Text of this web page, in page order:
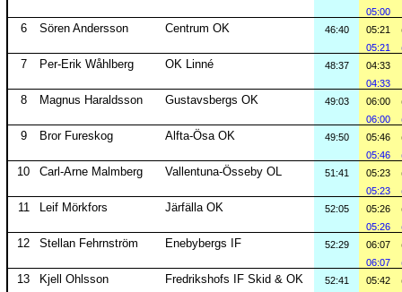
05:00
6 Sören Andersson Centrum OK 46:40 05:21
05:21
7 Per-Erik Wåhlberg OK Linné 48:37
04:33
04:33
8 Magnus Haraldsson Gustavsbergs OK 49:03 06:00
06:00
9 Bror Fureskog Alfta-Ösa OK 49:50 05:46
05:46
10 Carl-Arne Malmberg Vallentuna-Össeby OL 51:41 05:23
05:23
11 Leif Mörkfors Järfälla OK 52:05 05:26
05:26
12 Stellan Fehrnström Enebybergs IF 52:29 06:07
06:07
13 Kjell Ohlsson Fredrikshofs IF Skid & OK 52:41 05:42